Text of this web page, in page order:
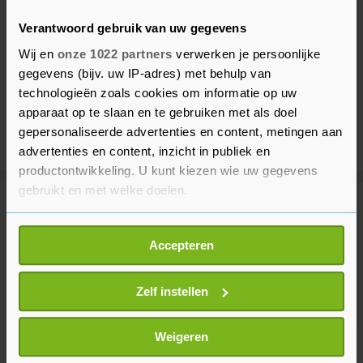
Verantwoord gebruik van uw gegevens
Wij en onze 1022 partners verwerken je persoonlijke
gegevens (bijv. uw IP-adres) met behulp van
technologieën zoals cookies om informatie op uw
apparaat op te slaan en te gebruiken met als doel
gepersonaliseerde advertenties en content, metingen aan
advertenties en content, inzicht in publiek en
productontwikkeling. U kunt kiezen wie uw gegevens
gebruikt en met welke doelen.
Als u het toestaat, willen we ook graag:
Informatie verzamelen over uw geografische
locatie, die tot een paar meter nauwkeurig kan zijn
Uw apparaat identificeren door het actief te
scannen op specifieke eigenschappen (fingerprinting)
Lees meer over hoe uw persoonlijke gegevens worden
verwerkt en stel uw voorkeuren in het
Accepteren
Zelf instellen
Weigeren
Meer uit Vlissingen
Caravan volledig uitgebrand op
Commandoweg in Vlissingen